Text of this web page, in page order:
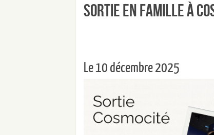
Sortie en famille à
Le 10 décembre 2025